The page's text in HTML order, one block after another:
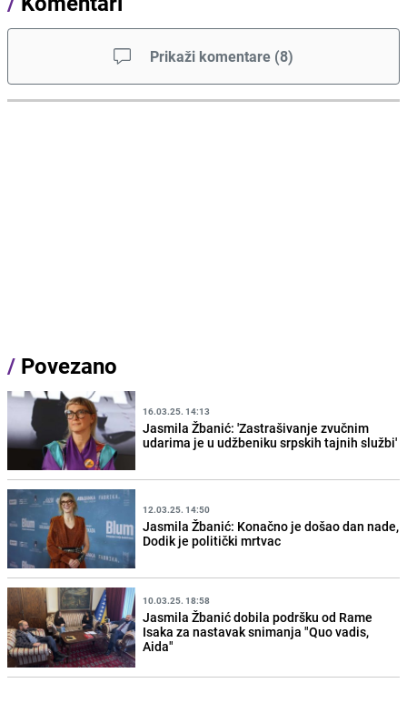
Prikaži komentare (8)
/ Povezano
16.03.25. 14:13
Jasmila Žbanić: 'Zastrašivanje zvučnim
udarima je u udžbeniku srpskih tajnih službi'
12.03.25. 14:50
Jasmila Žbanić: Konačno je došao dan nade,
Dodik je politički mrtvac
10.03.25. 18:58
Jasmila Žbanić dobila podršku od Rame
Isaka za nastavak snimanja "Quo vadis,
Aida"